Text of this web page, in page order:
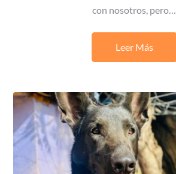
con nosotros, pero…
Leer Más